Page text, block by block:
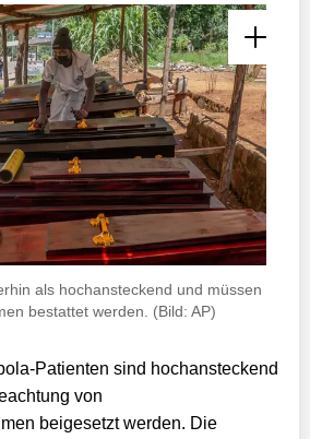
als hochansteckend und müssen
bestattet werden. (Bild: AP)
Patienten sind hochansteckend
von
beigesetzt werden. Die